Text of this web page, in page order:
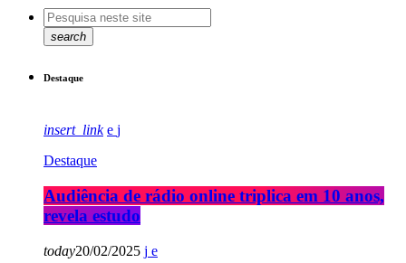
search
Destaque
insert_link
Destaque
Audiência de rádio online triplica em 10 anos,
revela estudo
today20/02/2025